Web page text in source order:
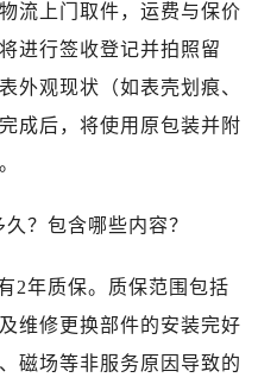
湖北省武汉市江汉区解放大道686号世界贸易大厦38层09室泰格豪雅售后服务中心（需提前预约）
广西省南宁市青秀区金湖路59号地王大厦12楼1224室泰格豪雅售后服务中心（需提前预约）
安徽省合肥市蜀山区潜山路111号万象城华润大厦B座12楼03室泰格豪雅售后服务中心（需提前预约）
贵州省贵阳市南明区都司高架桥路33号亨特国际金融中心14楼14D泰格豪雅售后服务中心（需提前预约）
云南省昆明市盘龙区北京路928号同德昆明广场写字楼10层06室泰格豪雅售后服务中心（需提前预约）
河北省石家庄市长安区中山东路39号勒泰中心写字楼B座13层07室泰格豪雅售后服务中心（需提前预约）
流上门取件，运费与保价
进行签收登记并拍照留
外观现状（如表壳划痕、
成后，将使用原包装并附
？包含哪些内容？
2年质保。质保范围包括
维修更换部件的安装完好
磁场等非服务原因导致的